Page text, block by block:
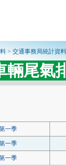
>交通事務局統計資料
輛尾氣
一季
一季
一季